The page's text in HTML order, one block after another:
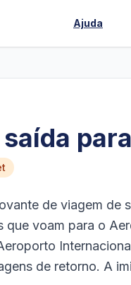
Ajuda
saída
de viagem de
que voam para o
de retorno. A